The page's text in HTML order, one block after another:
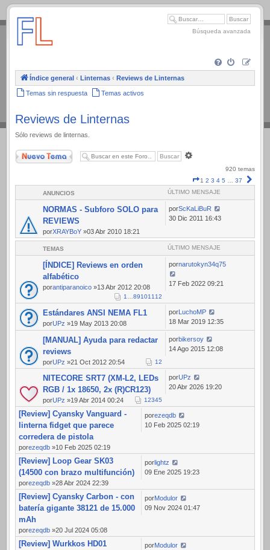
.
Búsqueda avanzada
Índice general ‹ Linternas ‹ Reviews de Linternas
Temas sin respuesta Temas activos
Reviews de Linternas
Sólo reviews de linternas.
Nuevo Tema
920 temas
Página
1
37
1 2 3 4 5 … 37
ANUNCIOS ÚLTIMO MENSAJE
NORMAS - Subforo SOLO para
REVIEWS
porXRAYBoY »03 Abr 2010 18:21
porScKaLiBuR
30 Dic 2011 16:43
TEMAS ÚLTIMO MENSAJE
[ÍNDICE] Reviews en orden
alfabético
porantiparanoico »13 Abr 2012 20:08
1…89101112
pornarutokyn34q75
17 Feb 2022 09:21
Estándares ANSI NEMA FL1
porUPz »19 May 2013 20:08
por LuchoMP
18 Mar 2019 12:35
[MANUAL] Ayuda para redactar
reviews
porUPz »21 Oct 2012 20:54 12
porbikersoy
14 Ago 2015 12:08
NITECORE SRT7 (XM-L2, LEDs
RGB / 1x 18650, 2x (R)CR123)
porUPz »19 Abr 2014 00:24 12345
porUPz
20 Abr 2026 19:20
[Review] Cyansky Vanguard -
linterna fidget que parece
corredera de pistola
porezeqdb »10 Feb 2025 02:19
porezeqdb
10 Feb 2025 02:19
[Review] Loop Gear SK03
(14500 con brazo multifunción)
porezeqdb »28 Abr 2024 22:39
porlightz
09 Ene 2025 19:23
[Review] Cyansky Carbon - con
batería gigante 38121 de 15.000
mAh
porezeqdb »20 Jul 2024 05:08
porModulor
09 Nov 2024 01:47
[Review] Wurkkos HD01
porModulor